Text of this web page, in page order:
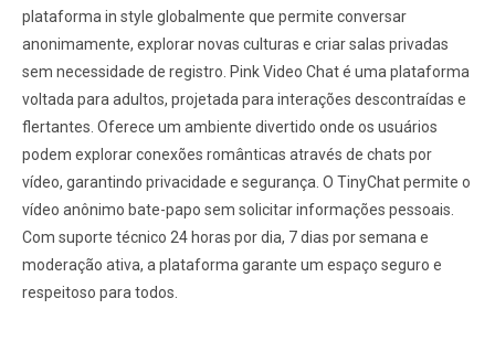
plataforma in style globalmente que permite conversar
anonimamente, explorar novas culturas e criar salas privadas
sem necessidade de registro. Pink Video Chat é uma plataforma
voltada para adultos, projetada para interações descontraídas e
flertantes. Oferece um ambiente divertido onde os usuários
podem explorar conexões românticas através de chats por
vídeo, garantindo privacidade e segurança. O TinyChat permite o
vídeo anônimo bate-papo sem solicitar informações pessoais.
Com suporte técnico 24 horas por dia, 7 dias por semana e
moderação ativa, a plataforma garante um espaço seguro e
respeitoso para todos.